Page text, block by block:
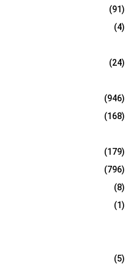
R
C
H
(91)
(4)
(24)
(946)
(168)
(179)
(796)
(8)
(1)
(5)